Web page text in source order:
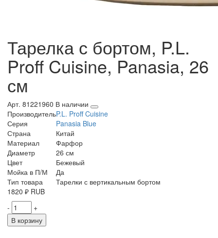
Тарелка с бортом, P.L.
Proff Cuisine, Panasia, 26
см
Арт. 81221960 В наличии
ПроизводительP.L. Proff Cuisine
Серия
Panasia Blue
Страна
Китай
Материал
Фарфор
Диаметр
26 см
Цвет
Бежевый
Мойка в П/М
Да
Тип товара
Тарелки с вертикальным бортом
1820 ₽ RUB
-
+
В корзину